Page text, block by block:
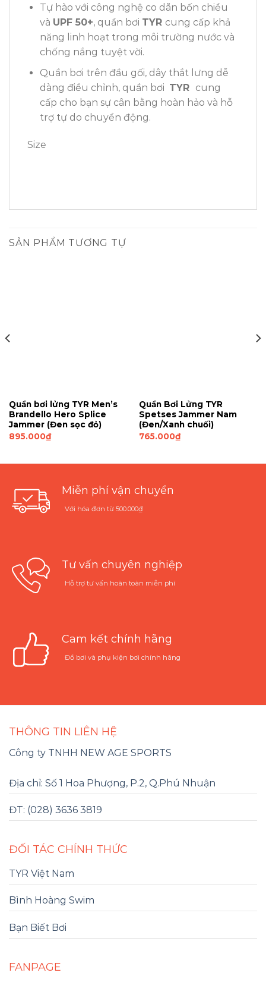
Tự hào với công nghệ co dãn bốn chiều
và UPF 50+, quần bơi TYR cung cấp khả
năng linh hoạt trong môi trường nước và
chống nắng tuyệt vời.
Quần bơi trên đầu gối, dây thắt lưng dễ
dàng điều chỉnh, quần bơi TYR cung
cấp cho bạn sự cân bằng hoàn hảo và hỗ
trợ tự do chuyển động.
Size
SẢN PHẨM TƯƠNG TỰ
Quần bơi lửng TYR Men’s
Brandello Hero Splice
Jammer (Đen sọc đỏ)
895.000₫
Quần Bơi Lửng TYR
Spetses Jammer Nam
(Đen/Xanh chuối)
765.000₫
Miễn phí vận chuyển
Với hóa đơn từ 500.000₫
Tư vấn chuyên nghiệp
Hỗ trợ tư vấn hoàn toàn miễn phí
Cam kết chính hãng
Đồ bơi và phụ kiện bơi chính hãng
THÔNG TIN LIÊN HỆ
Công ty TNHH NEW AGE SPORTS
Địa chỉ: Số 1 Hoa Phượng, P.2, Q.Phú Nhuận
ĐT: (028) 3636 3819
ĐỐI TÁC CHÍNH THỨC
TYR Việt Nam
Bình Hoàng Swim
Bạn Biết Bơi
FANPAGE